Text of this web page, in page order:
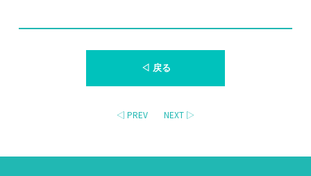
◁ 戻る
◁ PREV NEXT ▷